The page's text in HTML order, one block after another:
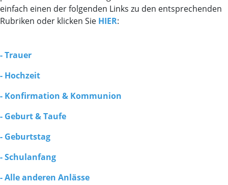
einfach einen der folgenden Links zu den entsprechenden
Rubriken oder klicken Sie HIER:
- Trauer
- Hochzeit
- Konfirmation & Kommunion
- Geburt & Taufe
- Geburtstag
- Schulanfang
- Alle anderen Anlässe